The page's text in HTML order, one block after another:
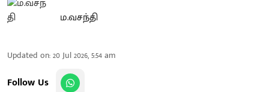
ம.வசந்தி
Updated on:20 Jul 2026, 5:54 am
Follow Us